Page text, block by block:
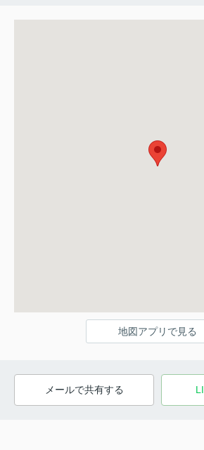
地図アプリで見る
メールで共有する